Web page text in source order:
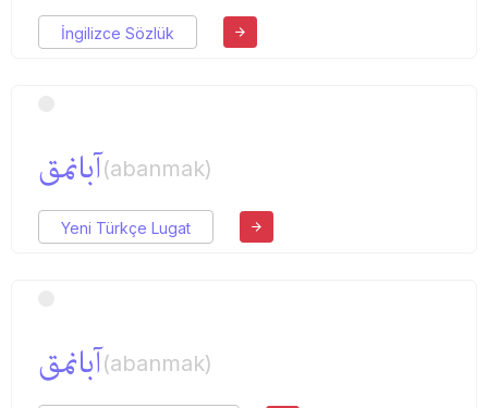
İngilizce Sözlük
آبانمق(abanmak)
Yeni Türkçe Lugat
آبانمق(abanmak)